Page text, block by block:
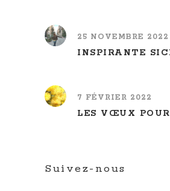
25 NOVEMBRE 2022
INSPIRANTE
7 FÉVRIER 2022
LES VŒUX
Suivez-nous